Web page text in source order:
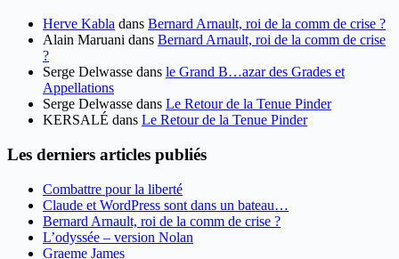
Herve Kabla dans Bernard Arnault, roi de la comm de crise ?
Alain Maruani dans Bernard Arnault, roi de la comm de crise
?
Serge Delwasse dans le Grand B…azar des Grades et
Appellations
Serge Delwasse dans Le Retour de la Tenue Pinder
KERSALÉ dans Le Retour de la Tenue Pinder
Les derniers articles publiés
Combattre pour la liberté
Claude et WordPress sont dans un bateau…
Bernard Arnault, roi de la comm de crise ?
L’odyssée – version Nolan
Graeme James